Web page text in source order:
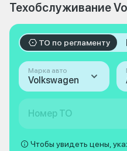
Техобслуживание
ТО по регламенту
Марка авто
Volkswagen
Номер ТО
Чтобы увидеть цены,